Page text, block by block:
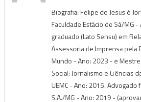
Biografia: Felipe de Jesus é
Faculdade Estácio de Sá/MG
graduado (Lato Sensu) em
Assessoria de Imprensa pela
Mundo - Ano: 2023 - e Mestre
Social: Jornalismo e Ciências
UEMC - Ano: 2015. Advogado
S.A./MG - Ano: 2019 -